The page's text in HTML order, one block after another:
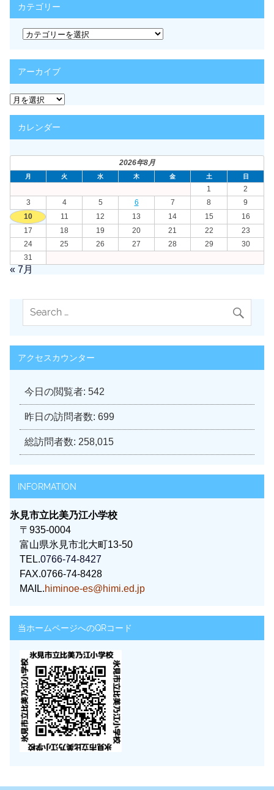
カテゴリー
カ
テ
リ
ー
アーカイブ
ア
ー
カ
イカレンダー
2026年8月
月 火 水 木 金 土 日
1
2
3
4 5 6 7 8
9
10
11 12 13 14 15
16
17
18 19 20 21 22
23
24
25 26 27 28 29
30
31
« 7月
アクセスカウンター
今日の閲覧者: 542
昨日の訪問者数: 699
総訪問者数: 258,015
INFORMATION
氷見市立比美乃江小学校
〒935-0004
富山県氷見市北大町13-50
TEL.0766-74-8427
FAX.0766-74-8428
MAIL.himinoe-es@himi.ed.jp
当ホームページへのQRコード